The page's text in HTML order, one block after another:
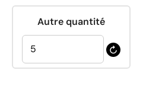
Autre quantité